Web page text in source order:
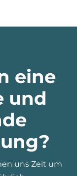
eine
und
uns Zeit um